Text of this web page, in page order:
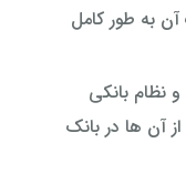
آن به طور کامل
نظام بانکی
آن ها در بانک